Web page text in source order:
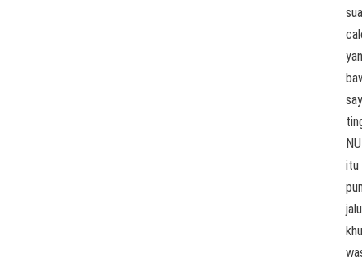
NU
itu